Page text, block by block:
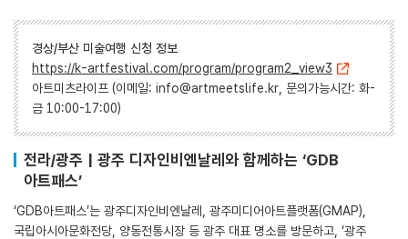
경상/부산 미술여행 신청 정보
https://k-artfestival.com/program/program2_view3
아트미츠라이프 (이메일: info@artmeetslife.kr, 문의가능시간: 화-
금 10:00-17:00)
전라/광주 | 광주 디자인비엔날레와 함께하는 ‘GDB
아트패스’
‘GDB아트패스’는 광주디자인비엔날레, 광주미디어아트플랫폼(GMAP),
국립아시아문화전당, 양동전통시장 등 광주 대표 명소를 방문하고, ‘광주